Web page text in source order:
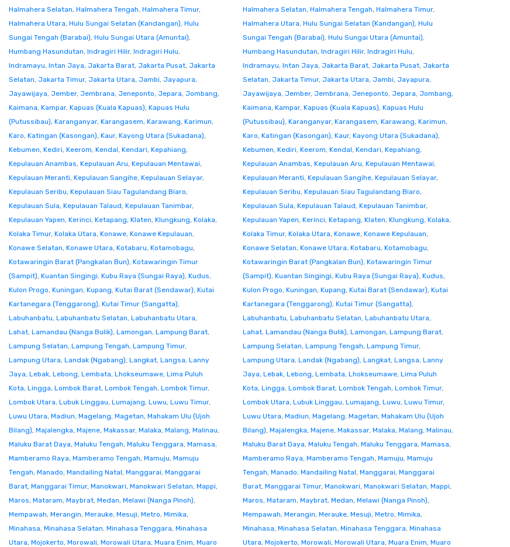
Halmahera Selatan, Halmahera Tengah, Halmahera Timur,
Halmahera Utara, Hulu Sungai Selatan (Kandangan), Hulu
Sungai Tengah (Barabai), Hulu Sungai Utara (Amuntai),
Humbang Hasundutan, Indragiri Hilir, Indragiri Hulu,
Indramayu, Intan Jaya, Jakarta Barat, Jakarta Pusat, Jakarta
Selatan, Jakarta Timur, Jakarta Utara, Jambi, Jayapura,
Jayawijaya, Jember, Jembrana, Jeneponto, Jepara, Jombang,
Kaimana, Kampar, Kapuas (Kuala Kapuas), Kapuas Hulu
(Putussibau), Karanganyar, Karangasem, Karawang, Karimun,
Karo, Katingan (Kasongan), Kaur, Kayong Utara (Sukadana),
Kebumen, Kediri, Keerom, Kendal, Kendari, Kepahiang,
Kepulauan Anambas, Kepulauan Aru, Kepulauan Mentawai,
Kepulauan Meranti, Kepulauan Sangihe, Kepulauan Selayar,
Kepulauan Seribu, Kepulauan Siau Tagulandang Biaro,
Kepulauan Sula, Kepulauan Talaud, Kepulauan Tanimbar,
Kepulauan Yapen, Kerinci, Ketapang, Klaten, Klungkung, Kolaka,
Kolaka Timur, Kolaka Utara, Konawe, Konawe Kepulauan,
Konawe Selatan, Konawe Utara, Kotabaru, Kotamobagu,
Kotawaringin Barat (Pangkalan Bun), Kotawaringin Timur
(Sampit), Kuantan Singingi, Kubu Raya (Sungai Raya), Kudus,
Kulon Progo, Kuningan, Kupang, Kutai Barat (Sendawar), Kutai
Kartanegara (Tenggarong), Kutai Timur (Sangatta),
Labuhanbatu, Labuhanbatu Selatan, Labuhanbatu Utara,
Lahat, Lamandau (Nanga Bulik), Lamongan, Lampung Barat,
Lampung Selatan, Lampung Tengah, Lampung Timur,
Lampung Utara, Landak (Ngabang), Langkat, Langsa, Lanny
Jaya, Lebak, Lebong, Lembata, Lhokseumawe, Lima Puluh
Kota, Lingga, Lombok Barat, Lombok Tengah, Lombok Timur,
Lombok Utara, Lubuk Linggau, Lumajang, Luwu, Luwu Timur,
Luwu Utara, Madiun, Magelang, Magetan, Mahakam Ulu (Ujoh
Bilang), Majalengka, Majene, Makassar, Malaka, Malang, Malinau,
Maluku Barat Daya, Maluku Tengah, Maluku Tenggara, Mamasa,
Mamberamo Raya, Mamberamo Tengah, Mamuju, Mamuju
Tengah, Manado, Mandailing Natal, Manggarai, Manggarai
Barat, Manggarai Timur, Manokwari, Manokwari Selatan, Mappi,
Maros, Mataram, Maybrat, Medan, Melawi (Nanga Pinoh),
Mempawah, Merangin, Merauke, Mesuji, Metro, Mimika,
Minahasa, Minahasa Selatan, Minahasa Tenggara, Minahasa
Utara, Mojokerto, Morowali, Morowali Utara, Muara Enim, Muaro
Halmahera Selatan, Halmahera Tengah, Halmahera Timur,
Halmahera Utara, Hulu Sungai Selatan (Kandangan), Hulu
Sungai Tengah (Barabai), Hulu Sungai Utara (Amuntai),
Humbang Hasundutan, Indragiri Hilir, Indragiri Hulu,
Indramayu, Intan Jaya, Jakarta Barat, Jakarta Pusat, Jakarta
Selatan, Jakarta Timur, Jakarta Utara, Jambi, Jayapura,
Jayawijaya, Jember, Jembrana, Jeneponto, Jepara, Jombang,
Kaimana, Kampar, Kapuas (Kuala Kapuas), Kapuas Hulu
(Putussibau), Karanganyar, Karangasem, Karawang, Karimun,
Karo, Katingan (Kasongan), Kaur, Kayong Utara (Sukadana),
Kebumen, Kediri, Keerom, Kendal, Kendari, Kepahiang,
Kepulauan Anambas, Kepulauan Aru, Kepulauan Mentawai,
Kepulauan Meranti, Kepulauan Sangihe, Kepulauan Selayar,
Kepulauan Seribu, Kepulauan Siau Tagulandang Biaro,
Kepulauan Sula, Kepulauan Talaud, Kepulauan Tanimbar,
Kepulauan Yapen, Kerinci, Ketapang, Klaten, Klungkung, Kolaka,
Kolaka Timur, Kolaka Utara, Konawe, Konawe Kepulauan,
Konawe Selatan, Konawe Utara, Kotabaru, Kotamobagu,
Kotawaringin Barat (Pangkalan Bun), Kotawaringin Timur
(Sampit), Kuantan Singingi, Kubu Raya (Sungai Raya), Kudus,
Kulon Progo, Kuningan, Kupang, Kutai Barat (Sendawar), Kutai
Kartanegara (Tenggarong), Kutai Timur (Sangatta),
Labuhanbatu, Labuhanbatu Selatan, Labuhanbatu Utara,
Lahat, Lamandau (Nanga Bulik), Lamongan, Lampung Barat,
Lampung Selatan, Lampung Tengah, Lampung Timur,
Lampung Utara, Landak (Ngabang), Langkat, Langsa, Lanny
Jaya, Lebak, Lebong, Lembata, Lhokseumawe, Lima Puluh
Kota, Lingga, Lombok Barat, Lombok Tengah, Lombok Timur,
Lombok Utara, Lubuk Linggau, Lumajang, Luwu, Luwu Timur,
Luwu Utara, Madiun, Magelang, Magetan, Mahakam Ulu (Ujoh
Bilang), Majalengka, Majene, Makassar, Malaka, Malang, Malinau,
Maluku Barat Daya, Maluku Tengah, Maluku Tenggara, Mamasa,
Mamberamo Raya, Mamberamo Tengah, Mamuju, Mamuju
Tengah, Manado, Mandailing Natal, Manggarai, Manggarai
Barat, Manggarai Timur, Manokwari, Manokwari Selatan, Mappi,
Maros, Mataram, Maybrat, Medan, Melawi (Nanga Pinoh),
Mempawah, Merangin, Merauke, Mesuji, Metro, Mimika,
Minahasa, Minahasa Selatan, Minahasa Tenggara, Minahasa
Utara, Mojokerto, Morowali, Morowali Utara, Muara Enim, Muaro